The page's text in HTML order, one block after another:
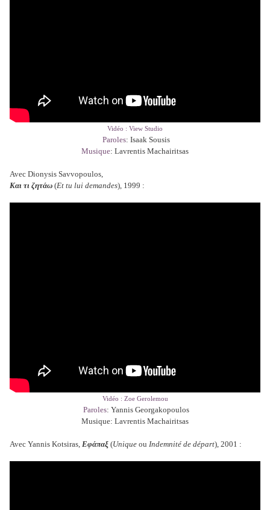
Vidéo : View Studio
Paroles: Isaak Sousis
Musique: Lavrentis Machairitsas
Avec Dionysis Savvopoulos,
Και τι ζητάω (Et tu lui demandes), 1999 :
Vidéo : Zoe Gerolemou
Paroles: Yannis Georgakopoulos
Musique: Lavrentis Machairitsas
Avec Yannis Kotsiras, Εφάπαξ (Unique ou Indemnité de départ), 2001 :